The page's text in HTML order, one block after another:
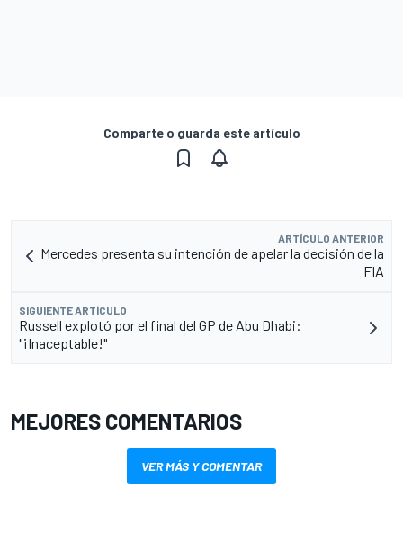
Comparte o guarda este artículo
ARTÍCULO ANTERIOR
Mercedes presenta su intención de apelar la decisión de la
FIA
SIGUIENTE ARTÍCULO
Russell explotó por el final del GP de Abu Dhabi:
"¡Inaceptable!"
MEJORES COMENTARIOS
VER MÁS Y COMENTAR